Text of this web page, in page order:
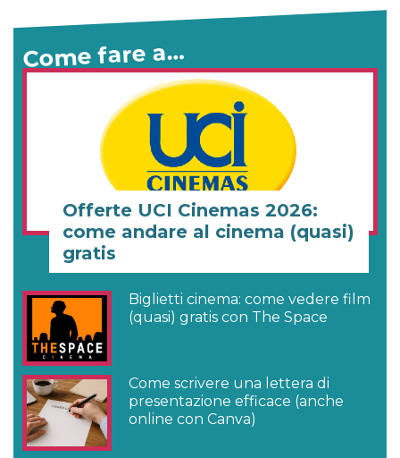
Come fare a…
Offerte UCI Cinemas 2026:
come andare al cinema (quasi)
gratis
Biglietti cinema: come vedere film
(quasi) gratis con The Space
Come scrivere una lettera di
presentazione efficace (anche
online con Canva)